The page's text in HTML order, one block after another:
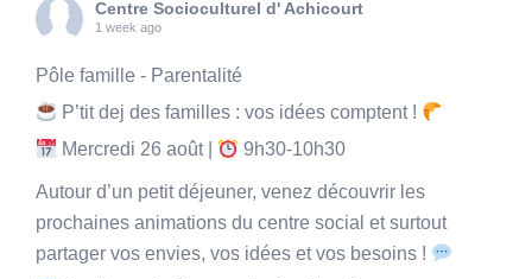
Centre Socioculturel d' Achicourt
1 week ago
Pôle famille - Parentalité
P’tit dej des familles : vos idées comptent !
Mercredi 26 août |
9h30-10h30
Autour d’un petit déjeuner, venez découvrir les
prochaines animations du centre social et surtout
partager vos envies, vos idées et vos besoins !